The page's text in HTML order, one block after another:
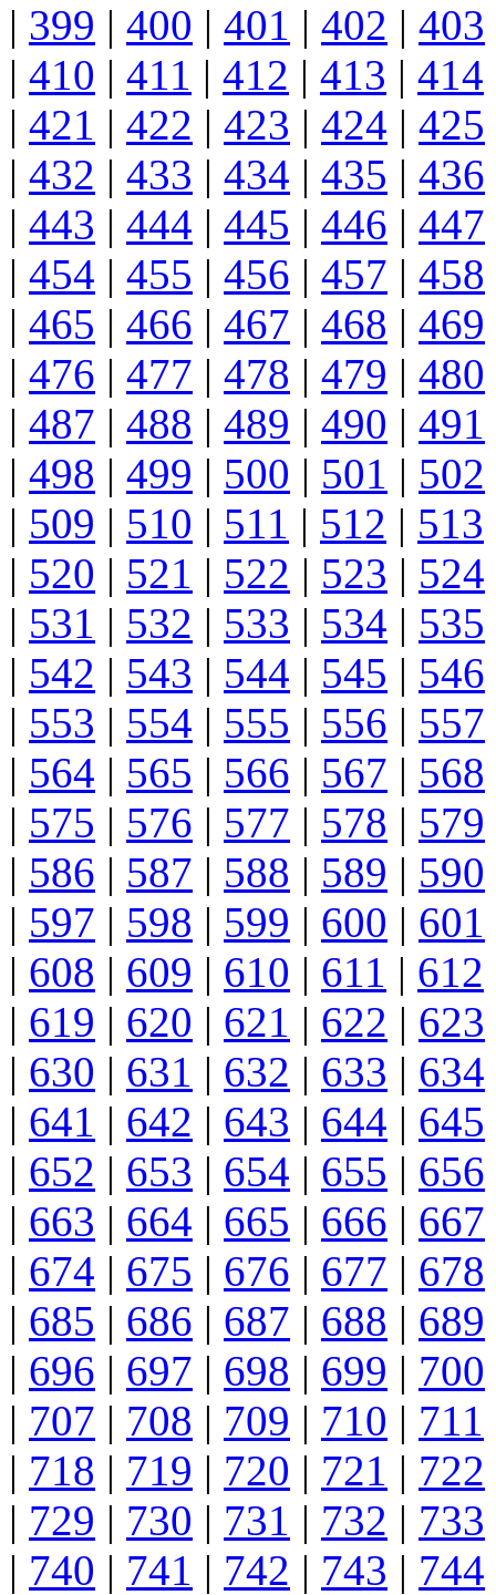
| 399 | 400 | 401 | 402 | 403
| 410 | 411 | 412 | 413 | 414
| 421 | 422 | 423 | 424 | 425
| 432 | 433 | 434 | 435 | 436
| 443 | 444 | 445 | 446 | 447
| 454 | 455 | 456 | 457 | 458
| 465 | 466 | 467 | 468 | 469
| 476 | 477 | 478 | 479 | 480
| 487 | 488 | 489 | 490 | 491
| 498 | 499 | 500 | 501 | 502
| 509 | 510 | 511 | 512 | 513
| 520 | 521 | 522 | 523 | 524
| 531 | 532 | 533 | 534 | 535
| 542 | 543 | 544 | 545 | 546
| 553 | 554 | 555 | 556 | 557
| 564 | 565 | 566 | 567 | 568
| 575 | 576 | 577 | 578 | 579
| 586 | 587 | 588 | 589 | 590
| 597 | 598 | 599 | 600 | 601
| 608 | 609 | 610 | 611 | 612
| 619 | 620 | 621 | 622 | 623
| 630 | 631 | 632 | 633 | 634
| 641 | 642 | 643 | 644 | 645
| 652 | 653 | 654 | 655 | 656
| 663 | 664 | 665 | 666 | 667
| 674 | 675 | 676 | 677 | 678
| 685 | 686 | 687 | 688 | 689
| 696 | 697 | 698 | 699 | 700
| 707 | 708 | 709 | 710 | 711
| 718 | 719 | 720 | 721 | 722
| 729 | 730 | 731 | 732 | 733
| 740 | 741 | 742 | 743 | 744